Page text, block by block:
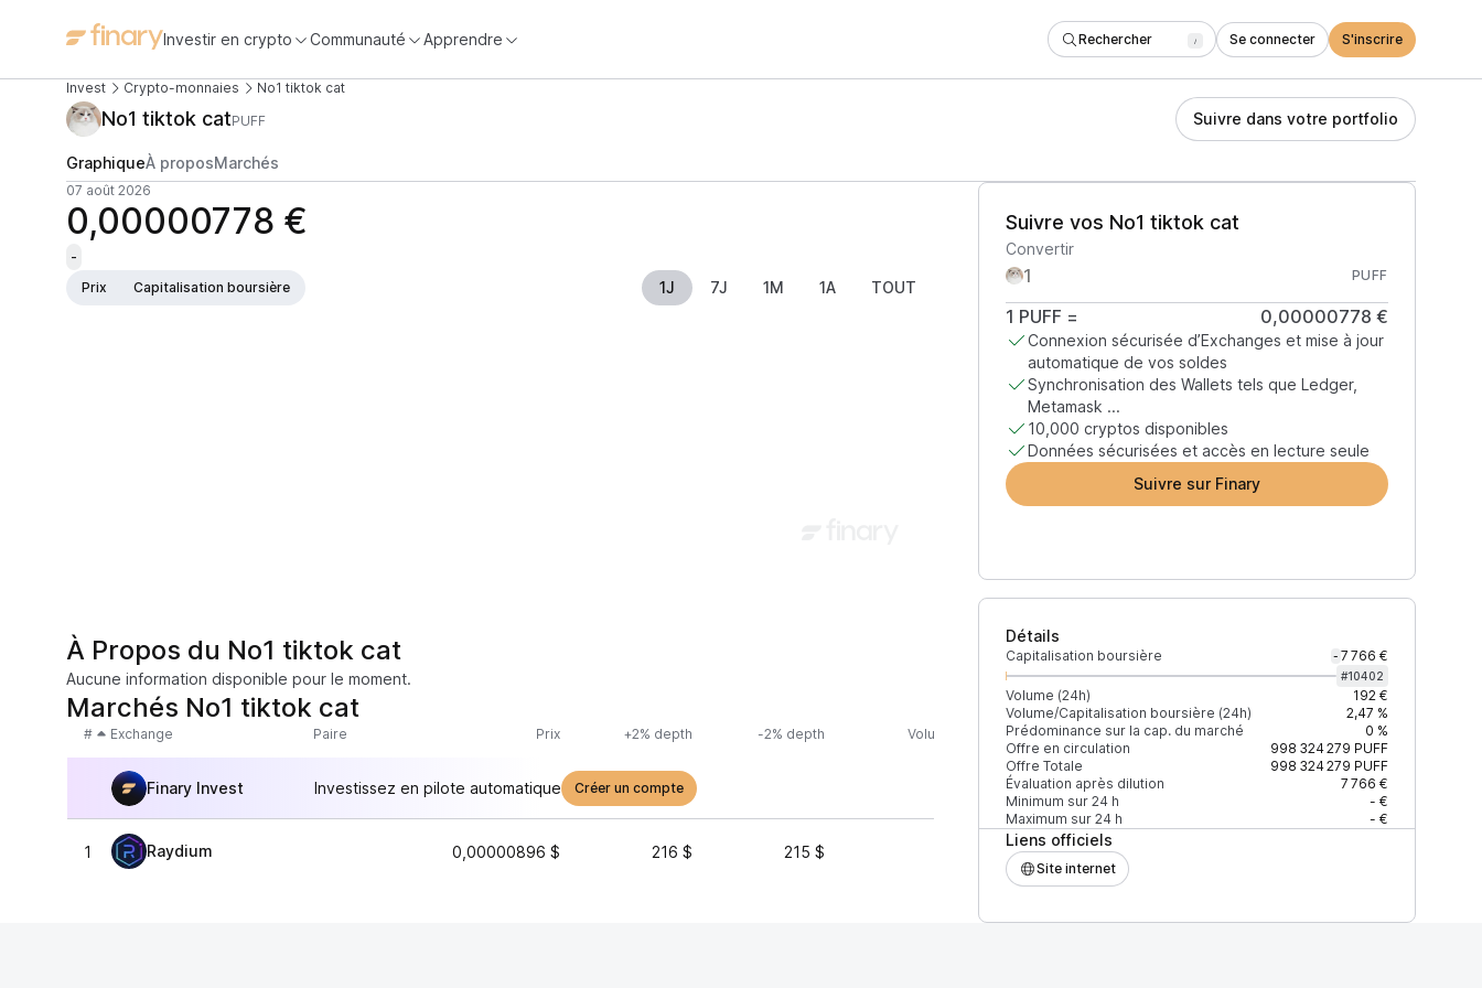
Investir en crypto Communauté Apprendre Rechercher / Se connecter S'inscrire
Invest Crypto-monnaies No1 tiktok cat
No1 tiktok catPUFF Suivre dans votre portfolio
GraphiqueÀ proposMarchés
07 août 2026
0,00000778 €
-
Prix
Capitalisation boursière 1J 7J 1M 1A TOUT
Suivre vos No1 tiktok cat
Convertir
PUFF
1 PUFF = 0,00000778 €
Connexion sécurisée d’Exchanges et mise à jour
automatique de vos soldes
Synchronisation des Wallets tels que Ledger,
Metamask ...
10,000 cryptos disponibles
Données sécurisées et accès en lecture seule
Suivre sur Finary
Détails
Capitalisation boursière - 7 766 €
#10402
Volume (24h)
192 €
Volume/Capitalisation boursière (24h)
2,47 %
Prédominance sur la cap. du marché
0 %
Offre en circulation
998 324 279 PUFF
Offre Totale
998 324 279 PUFF
Évaluation après dilution
7 766 €
Minimum sur 24 h
- €
Maximum sur 24 h
- €
Liens officiels
Site internet
À Propos du No1 tiktok cat
Aucune information disponible pour le moment.
Marchés No1 tiktok cat
# Exchange Paire Prix +2% depth -2% depth Volume (24h) % du volume Confiance Mis à jour
Finary Invest Investissez en pilote automatique Créer un compte
1 Raydium 0,00000896 $ 216 $ 215 $ 100 %